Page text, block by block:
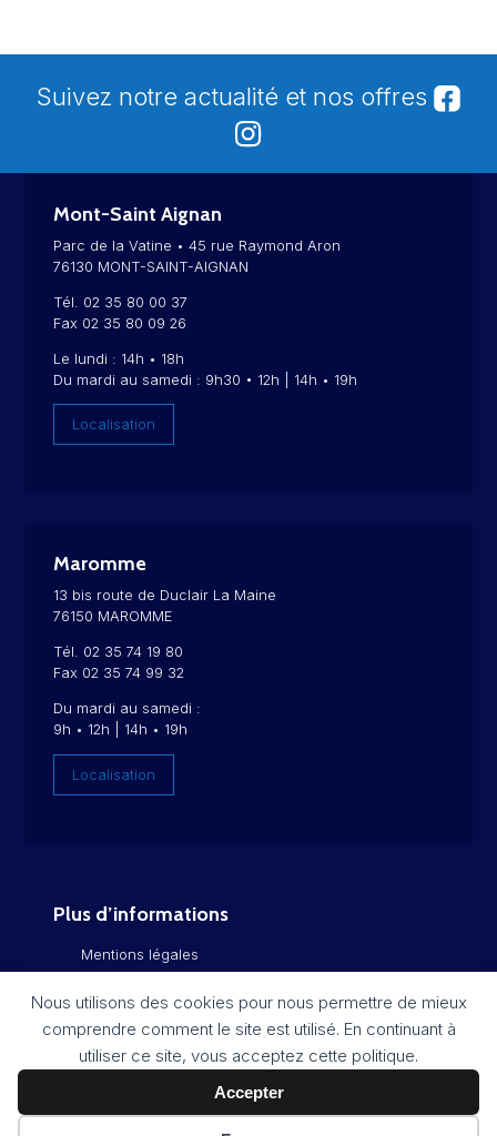
Nous utilisons des cookies pour nous permettre de mieux
comprendre comment le site est utilisé. En continuant à
utiliser ce site, vous acceptez cette politique.
Accepter
Suivez notre actualité et nos offres
Mont-Saint Aignan
Parc de la Vatine • 45 rue Raymond Aron
76130 MONT-SAINT-AIGNAN
Tél. 02 35 80 00 37
Fax 02 35 80 09 26
Le lundi : 14h • 18h
Du mardi au samedi : 9h30 • 12h | 14h • 19h
Localisation
Maromme
13 bis route de Duclair La Maine
76150 MAROMME
Tél. 02 35 74 19 80
Fax 02 35 74 99 32
Du mardi au samedi :
9h • 12h | 14h • 19h
Localisation
Plus d’informations
Mentions légales
Politique de confidentialité
Flux RSS
Plan du site